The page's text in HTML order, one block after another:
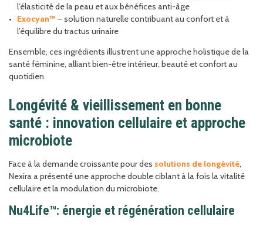
l’élasticité de la peau et aux bénéfices anti-âge
Exocyan™ – solution naturelle contribuant au confort et à
l’équilibre du tractus urinaire
Ensemble, ces ingrédients illustrent une approche holistique de la
santé féminine, alliant bien-être intérieur, beauté et confort au
quotidien.
Longévité & vieillissement en bonne
santé : innovation cellulaire et approche
microbiote
Face à la demande croissante pour des solutions de longévité,
Nexira a présenté une approche double ciblant à la fois la vitalité
cellulaire et la modulation du microbiote.
Nu4Life™: énergie et régénération cellulaire